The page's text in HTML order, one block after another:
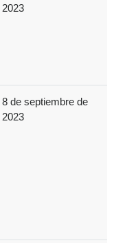
2023
8 de septiembre de
2023